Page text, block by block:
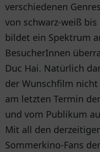
verschiedenen
von schwarz-weiß
bildet ein Spektrum
BesucherInnen
Duc Hai. Natürlich
der Wunschfilm
am letzten Termin
und vom Publikum
Mit all den
Sommerkino-Fans